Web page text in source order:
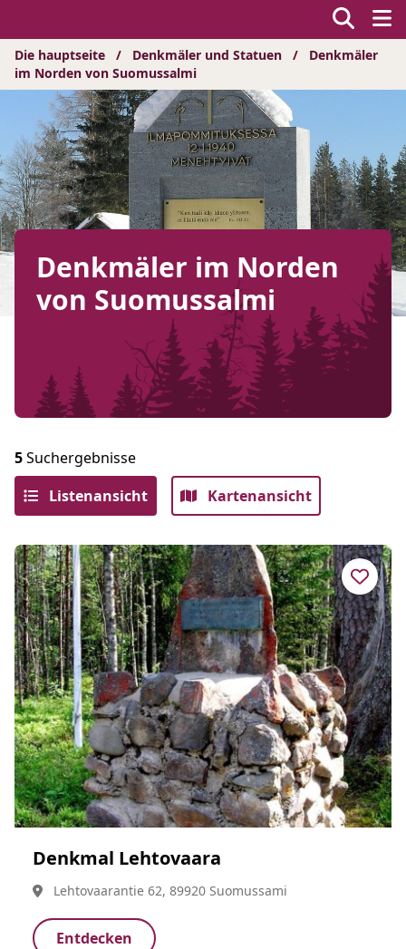
Die hauptseite / Denkmäler und Statuen /
Denkmäler
im Norden von Suomussalmi
Denkmäler im Norden
von Suomussalmi
5Suchergebnisse
Listenansicht
Kartenansicht
Denkmal Lehtovaara
Lehtovaarantie 62, 89920 Suomussami
Entdecken